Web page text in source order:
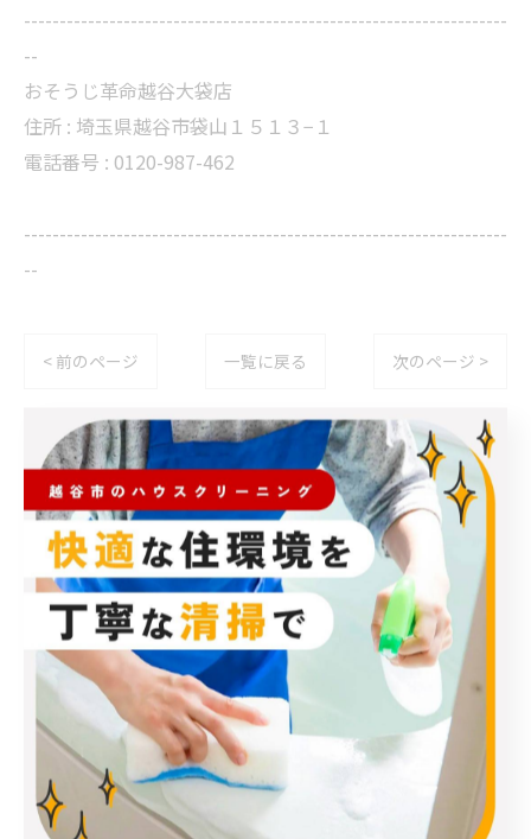
--------------------------------------------------------------------
--
おそうじ革命越谷大袋店
住所 : 埼玉県越谷市袋山１５１３−１
電話番号 : 0120-987-462
--------------------------------------------------------------------
--
< 前のページ 一覧に戻る 次のページ >
カテゴリー Categories
全てのカテゴリー
エアコン
春日部市のハウスクリーニング
草加市のハウスクリーニング
松伏町のハウスクリーニング
吉川市のハウスクリーニング
お客様の声